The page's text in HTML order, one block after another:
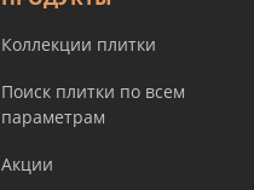
Коллекции плитки
Поиск плитки по всем
параметрам
Акции